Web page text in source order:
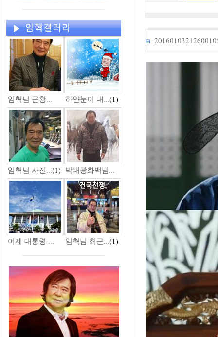
임혁님 근황... 하얀눈이 내...(1)
임혁님 사진...(1) 박태광화백님...
어제 대통령 ... 임혁님 최근...(1)